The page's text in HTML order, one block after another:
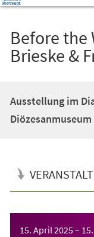
Before the
Brieske &
Ausstellung im
15. April 2025–